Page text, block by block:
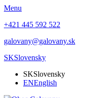
Menu
+421 445 592 522
galovany@galovany.sk
SKSlovensky
SKSlovensky
ENEnglish